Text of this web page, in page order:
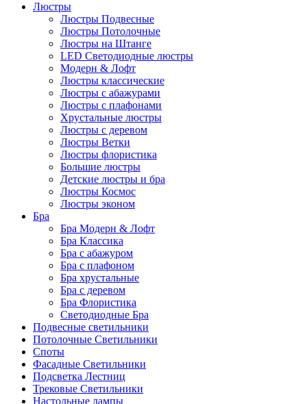
Люстры
Люстры Подвесные
Люстры Потолочные
Люстры на Штанге
LED Светодиодные люстры
Модерн & Лофт
Люстры классические
Люстры с абажурами
Люстры с плафонами
Хрустальные люстры
Люстры с деревом
Люстры Ветки
Люстры флористика
Большие люстры
Детские люстры и бра
Люстры Космос
Люстры эконом
Бра
Бра Модерн & Лофт
Бра Классика
Бра с абажуром
Бра с плафоном
Бра хрустальные
Бра с деревом
Бра Флористика
Светодиодные Бра
Подвесные светильники
Потолочные Светильники
Споты
Фасадные Светильники
Подсветка Лестниц
Трековые Светильники
Настольные лампы